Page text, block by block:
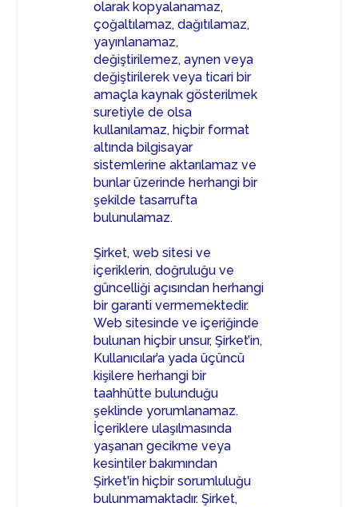
olarak kopyalanamaz,
çoğaltılamaz, dağıtılamaz,
yayınlanamaz,
değiştirilemez, aynen veya
değiştirilerek veya ticari bir
amaçla kaynak gösterilmek
suretiyle de olsa
kullanılamaz, hiçbir format
altında bilgisayar
sistemlerine aktarılamaz ve
bunlar üzerinde herhangi bir
şekilde tasarrufta
bulunulamaz.
Şirket, web sitesi ve
içeriklerin, doğruluğu ve
güncelliği açısından herhangi
bir garanti vermemektedir.
Web sitesinde ve içeriğinde
bulunan hiçbir unsur, Şirket’in,
Kullanıcılar’a yada üçüncü
kişilere herhangi bir
taahhütte bulunduğu
şeklinde yorumlanamaz.
İçeriklere ulaşılmasında
yaşanan gecikme veya
kesintiler bakımından
Şirket'in hiçbir sorumluluğu
bulunmamaktadır. Şirket,